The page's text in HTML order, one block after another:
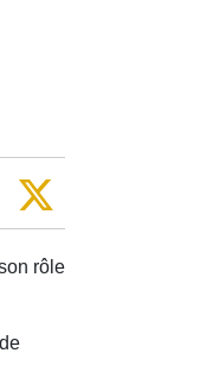
rôle